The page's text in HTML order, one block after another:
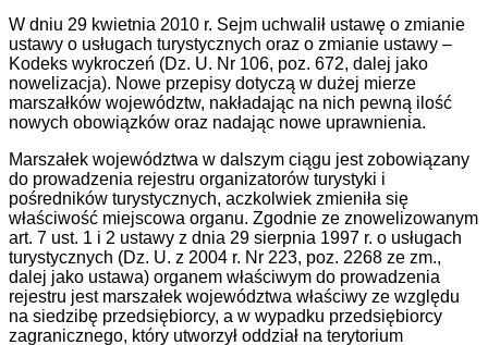
W dniu 29 kwietnia 2010 r. Sejm uchwalił ustawę o zmianie
ustawy o usługach turystycznych oraz o zmianie ustawy –
Kodeks wykroczeń (Dz. U. Nr 106, poz. 672, dalej jako
nowelizacja). Nowe przepisy dotyczą w dużej mierze
marszałków województw, nakładając na nich pewną ilość
nowych obowiązków oraz nadając nowe uprawnienia.
Marszałek województwa w dalszym ciągu jest zobowiązany
do prowadzenia rejestru organizatorów turystyki i
pośredników turystycznych, aczkolwiek zmieniła się
właściwość miejscowa organu. Zgodnie ze znowelizowanym
art. 7 ust. 1 i 2 ustawy z dnia 29 sierpnia 1997 r. o usługach
turystycznych (Dz. U. z 2004 r. Nr 223, poz. 2268 ze zm.,
dalej jako ustawa) organem właściwym do prowadzenia
rejestru jest marszałek województwa właściwy ze względu
na siedzibę przedsiębiorcy, a w wypadku przedsiębiorcy
zagranicznego, który utworzył oddział na terytorium